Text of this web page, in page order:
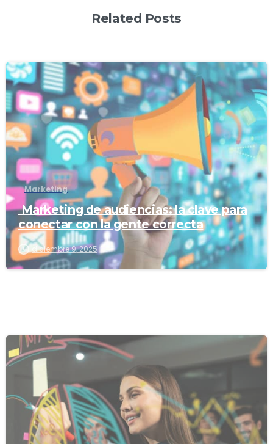
Related Posts
0
Marketing
Marketing de audiencias: la clave para
conectar con la gente correcta
diciembre 9, 2025
0